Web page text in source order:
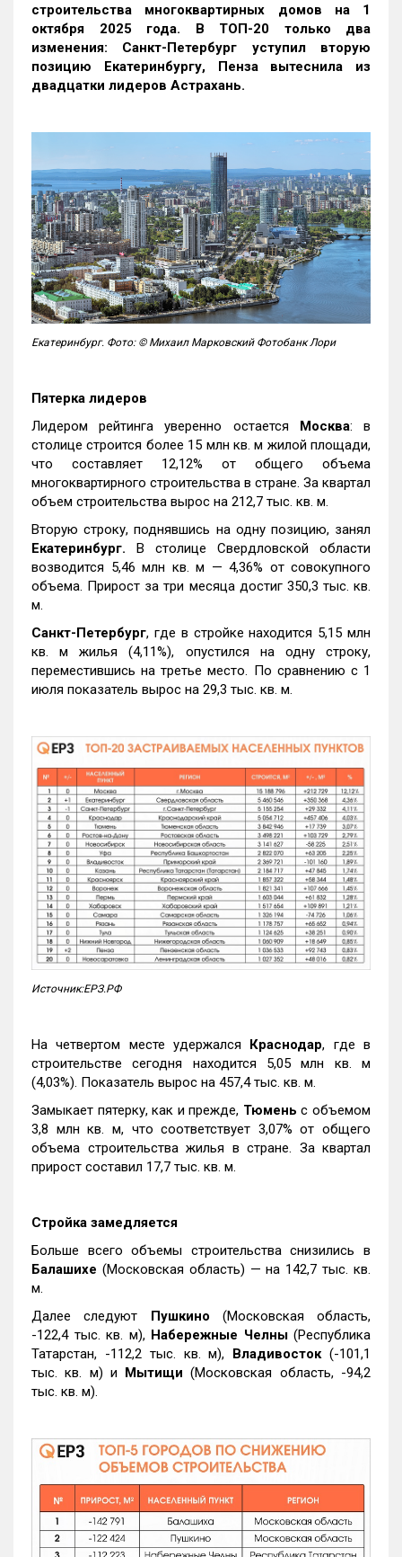
строительства многоквартирных домов на 1
октября 2025 года. В ТОП-20 только два
изменения: Санкт-Петербург уступил вторую
позицию Екатеринбургу, Пенза вытеснила из
двадцатки лидеров Астрахань.
Екатеринбург. Фото: © Михаил Марковский Фотобанк Лори
Пятерка лидеров
Лидером рейтинга уверенно остается Москва: в
столице строится более 15 млн кв. м жилой площади,
что составляет 12,12% от общего объема
многоквартирного строительства в стране. За квартал
объем строительства вырос на 212,7 тыс. кв. м.
Вторую строку, поднявшись на одну позицию, занял
Екатеринбург. В столице Свердловской области
возводится 5,46 млн кв. м — 4,36% от совокупного
объема. Прирост за три месяца достиг 350,3 тыс. кв.
м.
Санкт-Петербург, где в стройке находится 5,15 млн
кв. м жилья (4,11%), опустился на одну строку,
переместившись на третье место. По сравнению с 1
июля показатель вырос на 29,3 тыс. кв. м.
Источник:ЕРЗ.РФ
На четвертом месте удержался Краснодар, где в
строительстве сегодня находится 5,05 млн кв. м
(4,03%). Показатель вырос на 457,4 тыс. кв. м.
Замыкает пятерку, как и прежде, Тюмень с объемом
3,8 млн кв. м, что соответствует 3,07% от общего
объема строительства жилья в стране. За квартал
прирост составил 17,7 тыс. кв. м.
Стройка замедляется
Больше всего объемы строительства снизились в
Балашихе (Московская область) — на 142,7 тыс. кв.
м.
Далее следуют Пушкино (Московская область,
-122,4 тыс. кв. м), Набережные Челны(Республика
Татарстан, -112,2 тыс. кв. м), Владивосток(-101,1
тыс. кв. м) и Мытищи (Московская область, -94,2
тыс. кв. м).